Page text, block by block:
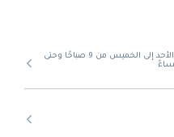
من الأحد إلى الخميس من 9 صباحًا وحتى